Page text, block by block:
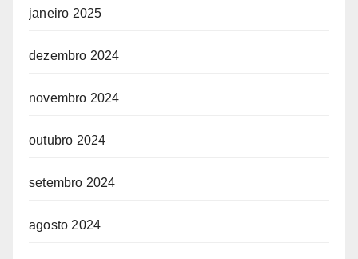
janeiro 2025
dezembro 2024
novembro 2024
outubro 2024
setembro 2024
agosto 2024